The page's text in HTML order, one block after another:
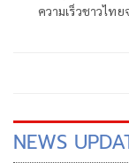
ความเร็วชาวไท
PRIX 2026 ณ สน
สิงคโปร์ แบบติด
NEWS